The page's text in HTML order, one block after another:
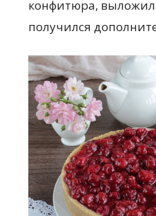
конфитюра,
получился